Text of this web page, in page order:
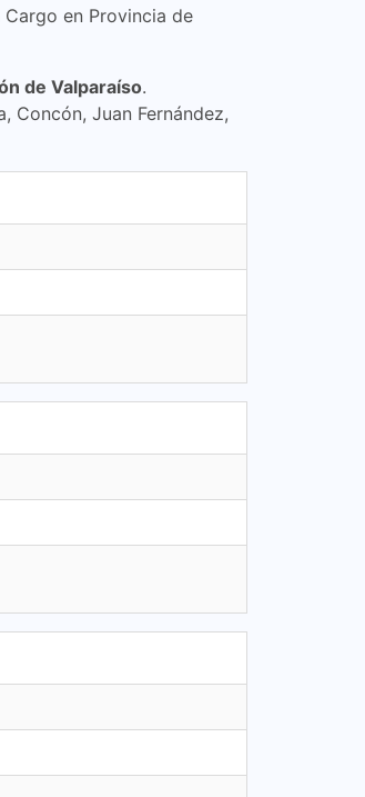
en Provincia de
de Valparaíso.
Concón, Juan Fernández,